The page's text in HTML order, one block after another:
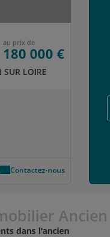
au prix de
180 000 €
LOIRE
Contactez-nous
dans l'ancien